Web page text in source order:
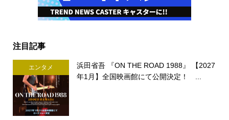
注目記事
エンタメ
浜田省吾 『ON THE ROAD 1988』 【2027
年1月】全国映画館にて公開決定！ ...